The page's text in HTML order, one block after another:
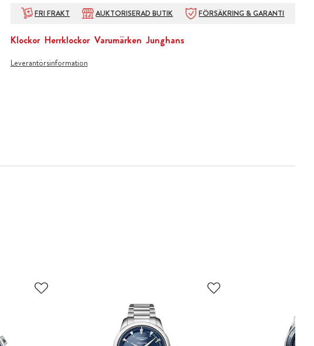
FRI FRAKT AUKTORISERAD BUTIK FÖRSÄKRING & GARANTI
Klockor Herrklockor Varumärken Junghans
Leverantörsinformation